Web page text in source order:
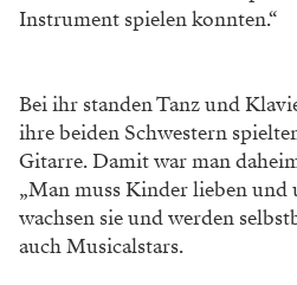
Instrument spielen konnten.“
Bei ihr standen Tanz und
ihre beiden Schwestern
Gitarre. Damit war man
„Man muss Kinder lieben und
wachsen sie und werden
auch Musicalstars.